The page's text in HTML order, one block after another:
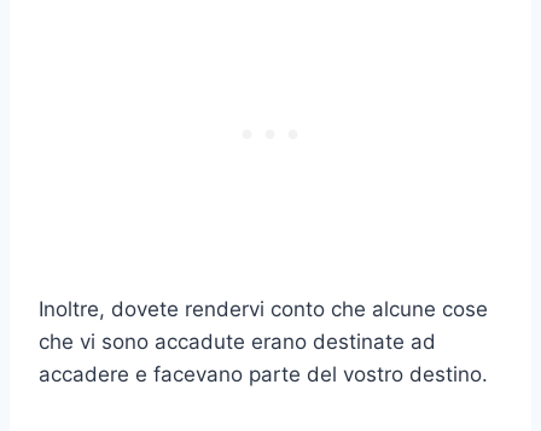
Inoltre, dovete rendervi conto che alcune cose
che vi sono accadute erano destinate ad
accadere e facevano parte del vostro destino.